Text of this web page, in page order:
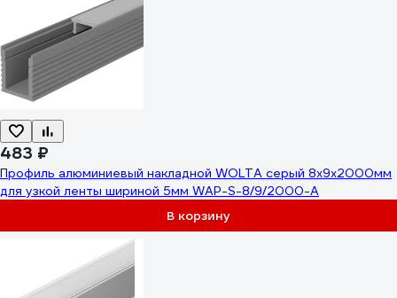
483 ₽
Профиль алюминиевый накладной WOLTA серый 8x9х2000мм
для узкой ленты шириной 5мм WAP-S-8/9/2000-A
В корзину